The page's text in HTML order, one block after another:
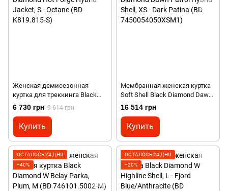
Женская демисезонная
куртка для треккинга Black
Diamond Hot Forge Hybrid
Jacket, S - Octane (BD
K819.815-S)
6 730 грн 9 614 грн
Купить
Мембранная женская куртка
Soft Shell Black Diamond Dawn
Patrol Hybrid Shell, XS - Dark
Patina (BD 7450054050XSM1)
16 514 грн
Купить
ОСТАЛОСЬ 24 ДНЯ
−40%
ОСТАЛОСЬ 24 ДНЯ
−20%